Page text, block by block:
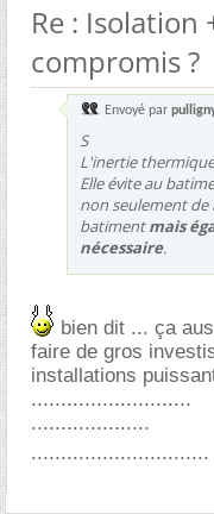
Re :
compromis ?
Envoyé par
S
L'inertie
Elle évite au
non seulement de
batimentmais
nécessaire.
bien dit ... ça
faire de gros
installations
...........................
....................
..............................